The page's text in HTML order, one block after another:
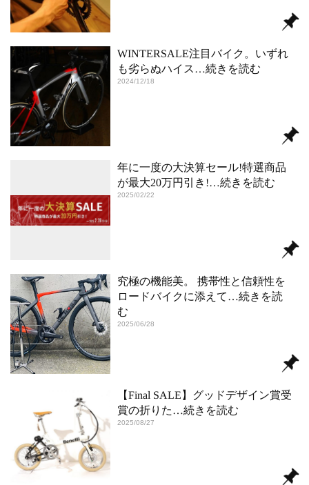
WINTERSALE注目バイク。いずれ
も劣らぬハイス …続きを読む
2024/12/18
年に一度の大決算セール!特選商品
が最大20万円引き!…続きを読む
2025/02/22
究極の機能美。 携帯性と信頼性を
ロードバイクに添えて …続きを読
む
2025/06/28
【Final SALE】グッドデザイン賞受
賞の折りた …続きを読む
2025/08/27